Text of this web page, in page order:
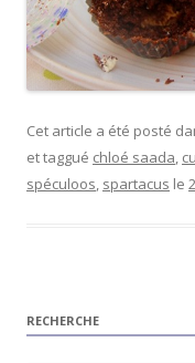
Cet article a été posté
et taggué chloé saada,
spéculoos, spartacus le
RECHERCHE